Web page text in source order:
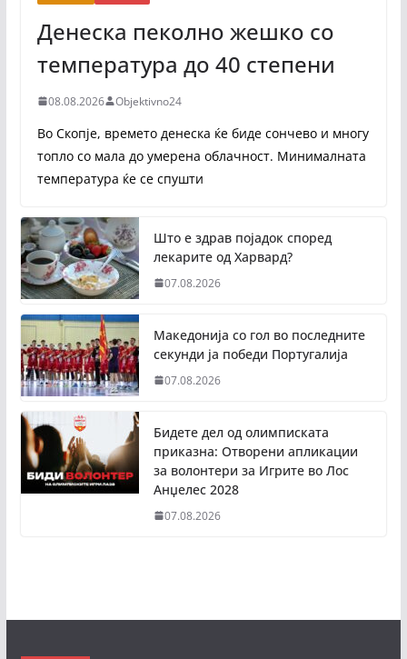
Денеска пеколно жешко со
температура до 40 степени
08.08.2026 Objektivno24
Во Скопје, времето денеска ќе биде сончево и многу
топло со мала до умерена облачност. Минималната
температура ќе се спушти
Што е здрав појадок според
лекарите од Харвард?
07.08.2026
Македонија со гол во последните
секунди ја победи Португалија
07.08.2026
Бидете дел од олимписката
приказна: Отворени апликации
за волонтери за Игрите во Лос
Анџелес 2028
07.08.2026